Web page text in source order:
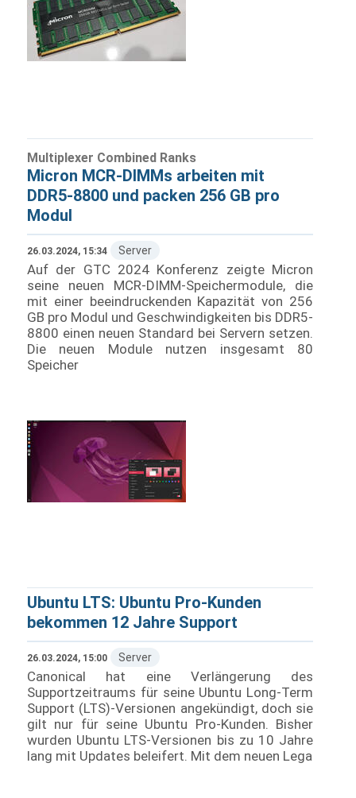
Multiplexer Combined Ranks
Micron MCR-DIMMs arbeiten mit
DDR5-8800 und packen 256 GB pro
Modul
26.03.2024, 15:34 Server
Auf der GTC 2024 Konferenz zeigte Micron
seine neuen MCR-DIMM-Speichermodule, die
mit einer beeindruckenden Kapazität von 256
GB pro Modul und Geschwindigkeiten bis DDR5-
8800 einen neuen Standard bei Servern setzen.
Die neuen Module nutzen insgesamt 80
Speicher
Ubuntu LTS: Ubuntu Pro-Kunden
bekommen 12 Jahre Support
26.03.2024, 15:00 Server
Canonical hat eine Verlängerung des
Supportzeitraums für seine Ubuntu Long-Term
Support (LTS)-Versionen angekündigt, doch sie
gilt nur für seine Ubuntu Pro-Kunden. Bisher
wurden Ubuntu LTS-Versionen bis zu 10 Jahre
lang mit Updates beleifert. Mit dem neuen Lega